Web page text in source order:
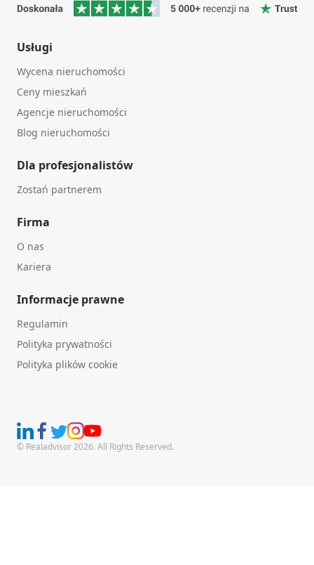
Usługi
Wycena nieruchomości
Ceny mieszkań
Agencje nieruchomości
Blog nieruchomości
Dla profesjonalistów
Zostań partnerem
Firma
O nas
Kariera
Informacje prawne
Regulamin
Polityka prywatności
Polityka plików cookie
© Realadvisor 2026. All Rights Reserved.